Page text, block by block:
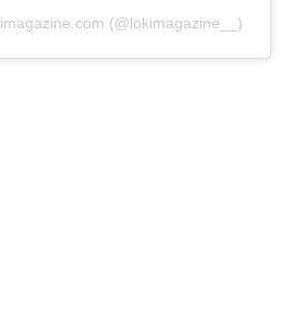
(@lokimagazine__)